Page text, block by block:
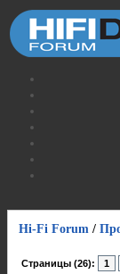
Hi-Fi Forum /
Страницы (26): 1